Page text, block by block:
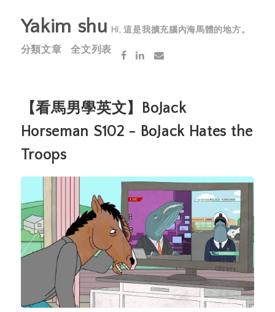
Yakim shu Hi, 這是我擴充腦內海馬體的地方。
分類文章 全文列表
【看馬男學英文】BoJack
Horseman S102 - BoJack Hates the
Troops